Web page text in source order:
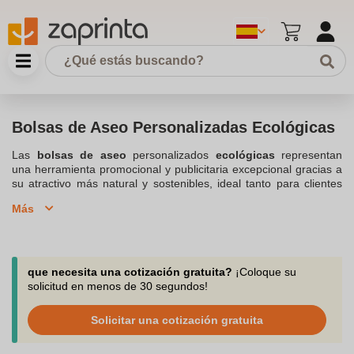
Bolsas de Aseo Personalizadas Ecológicas
Las bolsas de aseo personalizados ecológicas representan
una herramienta promocional y publicitaria excepcional gracias a
su atractivo más natural y sostenibles, ideal tanto para clientes
como para la
personalización, ofreciendo un producto práctico, indispensable y
único. Mediante la personalización, se crea un vínculo más fuerte
contu marca, ya que el artículo lleva consigo un mensaje
que supone un producto ideal para campañas de marketing de
cualquier tamaño; ya que pueden ser diseñados para reflejar la
identidad de tu marca, aumentando así el reconocimiento y la
Más
que necesita una cotización gratuita? ¡Coloque su
solicitud en menos de 30 segundos!
Solicitar una cotización gratuita